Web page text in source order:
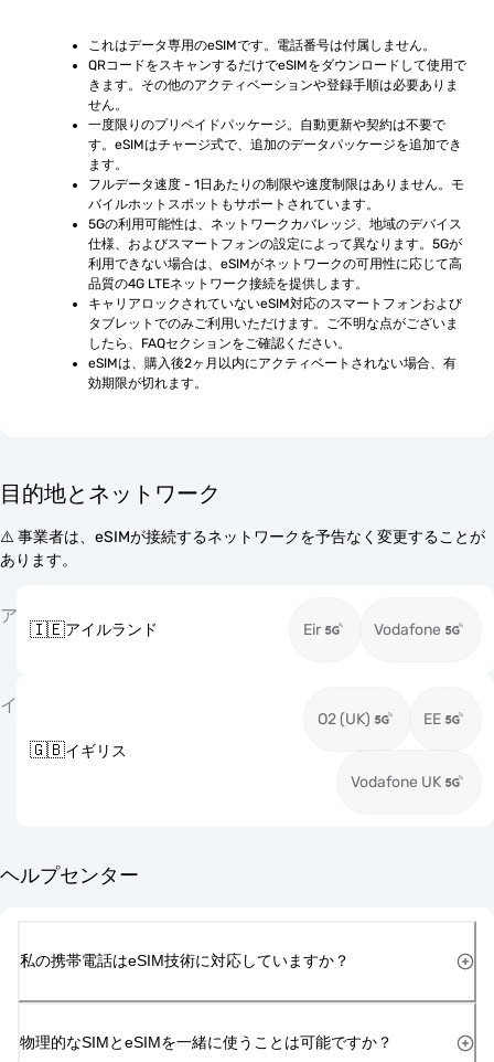
これはデータ専用のeSIMです。電話番号は付属しません。
QRコードをスキャンするだけでeSIMをダウンロードして使用で
きます。その他のアクティベーションや登録手順は必要ありま
せん。
一度限りのプリペイドパッケージ。自動更新や契約は不要で
す。eSIMはチャージ式で、追加のデータパッケージを追加でき
ます。
フルデータ速度 - 1日あたりの制限や速度制限はありません。モ
バイルホットスポットもサポートされています。
5Gの利用可能性は、ネットワークカバレッジ、地域のデバイス
仕様、およびスマートフォンの設定によって異なります。5Gが
利用できない場合は、eSIMがネットワークの可用性に応じて高
品質の4G LTEネットワーク接続を提供します。
キャリアロックされていないeSIM対応のスマートフォンおよび
タブレットでのみご利用いただけます。ご不明な点がございま
したら、FAQセクションをご確認ください。
eSIMは、購入後2ヶ月以内にアクティベートされない場合、有
効期限が切れます。
目的地とネットワーク
⚠️ 事業者は、eSIMが接続するネットワークを予告なく変更することが
あります。
ア
🇮🇪アイルランド Eir Vodafone
イ
🇬🇧イギリス
O2 (UK) EE
Vodafone UK
ヘルプセンター
私の携帯電話はeSIM技術に対応していますか？
物理的なSIMとeSIMを一緒に使うことは可能ですか？